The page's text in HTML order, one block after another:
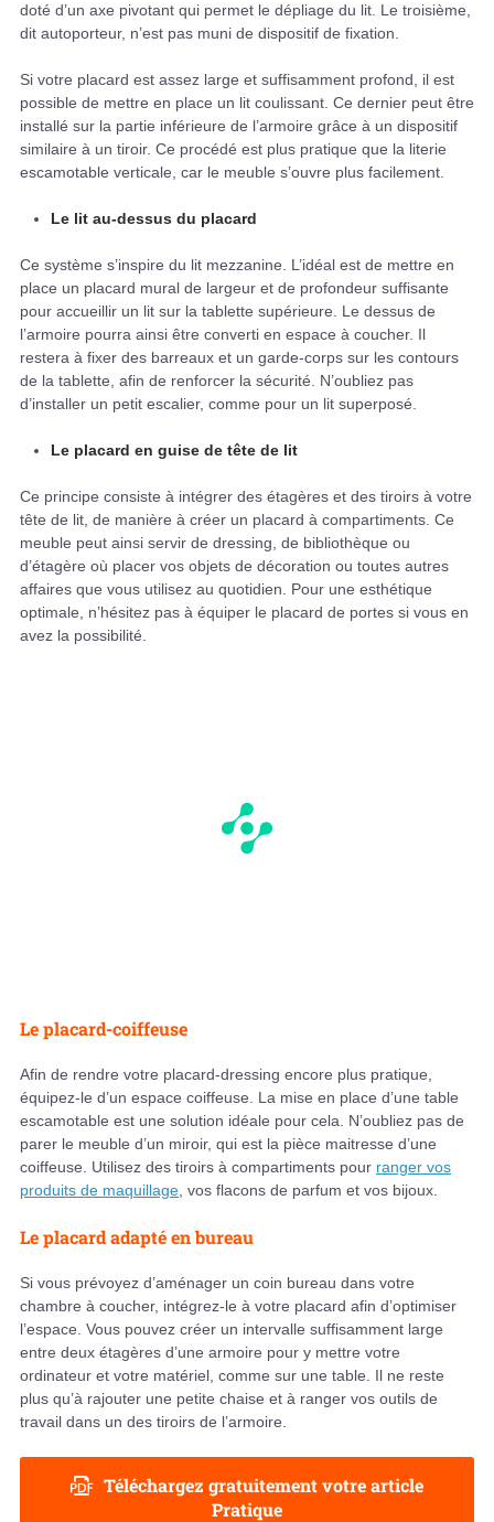
doté d’un axe pivotant qui permet le dépliage du lit. Le troisième,
dit autoporteur, n’est pas muni de dispositif de fixation.
Si votre placard est assez large et suffisamment profond, il est
possible de mettre en place un lit coulissant. Ce dernier peut être
installé sur la partie inférieure de l’armoire grâce à un dispositif
similaire à un tiroir. Ce procédé est plus pratique que la literie
escamotable verticale, car le meuble s’ouvre plus facilement.
Le lit au-dessus du placard
Ce système s’inspire du lit mezzanine. L’idéal est de mettre en
place un placard mural de largeur et de profondeur suffisante
pour accueillir un lit sur la tablette supérieure. Le dessus de
l’armoire pourra ainsi être converti en espace à coucher. Il
restera à fixer des barreaux et un garde-corps sur les contours
de la tablette, afin de renforcer la sécurité. N’oubliez pas
d’installer un petit escalier, comme pour un lit superposé.
Le placard en guise de tête de lit
Ce principe consiste à intégrer des étagères et des tiroirs à votre
tête de lit, de manière à créer un placard à compartiments. Ce
meuble peut ainsi servir de dressing, de bibliothèque ou
d’étagère où placer vos objets de décoration ou toutes autres
affaires que vous utilisez au quotidien. Pour une esthétique
optimale, n’hésitez pas à équiper le placard de portes si vous en
avez la possibilité.
Le placard-coiffeuse
Afin de rendre votre placard-dressing encore plus pratique,
équipez-le d’un espace coiffeuse. La mise en place d’une table
escamotable est une solution idéale pour cela. N’oubliez pas de
parer le meuble d’un miroir, qui est la pièce maitresse d’une
coiffeuse. Utilisez des tiroirs à compartiments pour ranger vos
produits de maquillage , vos flacons de parfum et vos bijoux.
Le placard adapté en bureau
Si vous prévoyez d’aménager un coin bureau dans votre
chambre à coucher, intégrez-le à votre placard afin d’optimiser
l’espace. Vous pouvez créer un intervalle suffisamment large
entre deux étagères d’une armoire pour y mettre votre
ordinateur et votre matériel, comme sur une table. Il ne reste
plus qu’à rajouter une petite chaise et à ranger vos outils de
travail dans un des tiroirs de l’armoire.
Téléchargez gratuitement votre article
Pratique